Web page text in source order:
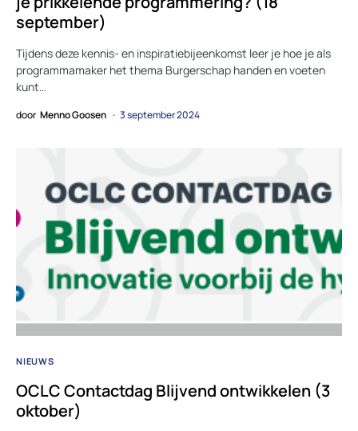
september)
Tijdens deze kennis- en inspiratiebijeenkomst leer je hoe je als
programmamaker het thema Burgerschap handen en voeten
kunt…
door Menno Goosen 3 september 2024
NIEUWS
OCLC Contactdag Blijvend ontwikkelen (3
oktober)